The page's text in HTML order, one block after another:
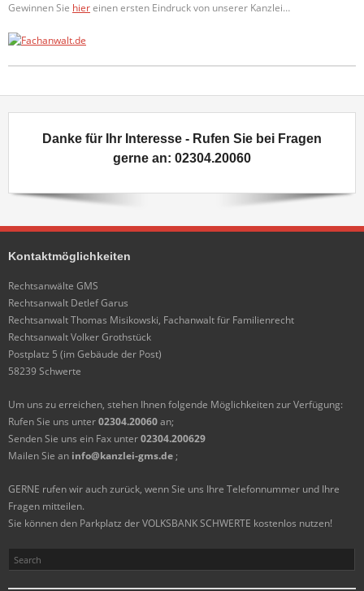
Gewinnen Sie hiereinen ersten Eindruck von unserer Kanzlei…
Danke für Ihr Interesse - Rufen Sie bei Fragen
gerne an: 02304.20060
Kontaktmöglichkeiten
Rechtsanwälte GMS
Rechtsanwalt Detlef Garus
Rechtsanwalt Thomas Misikowski, Fachanwalt für Familienrecht
Rechtsanwalt Volker Grothstück
Postplatz 5 (im Gebäude der Post)
58239 Schwerte
Um uns zu erreichen, stehen Ihnen folgende Möglichkeiten zur Verfügung:
Rufen Sie uns unter02304.20060an;
Senden Sie uns ein Fax unter02304.200629
Mailen Sie an info@kanzlei-gms.de ;
GERNE rufen wir auch zurück, wenn Sie uns Ihre Telefonnummer und Ihre
Fragen mitteilen.
Sie können den Parkplatz der VOLKSBANK SCHWERTE kostenlos nutzen!